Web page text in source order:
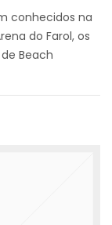
conhecidos na
do Farol, os
Beach